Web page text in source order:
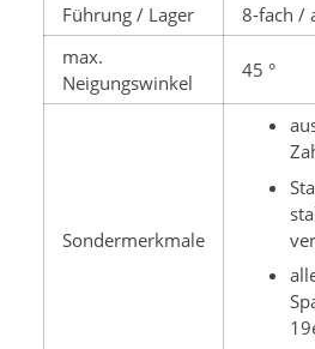
Führung / Lager
8-fach /
max.
Neigungswinkel
45 °
Sondermerkmale